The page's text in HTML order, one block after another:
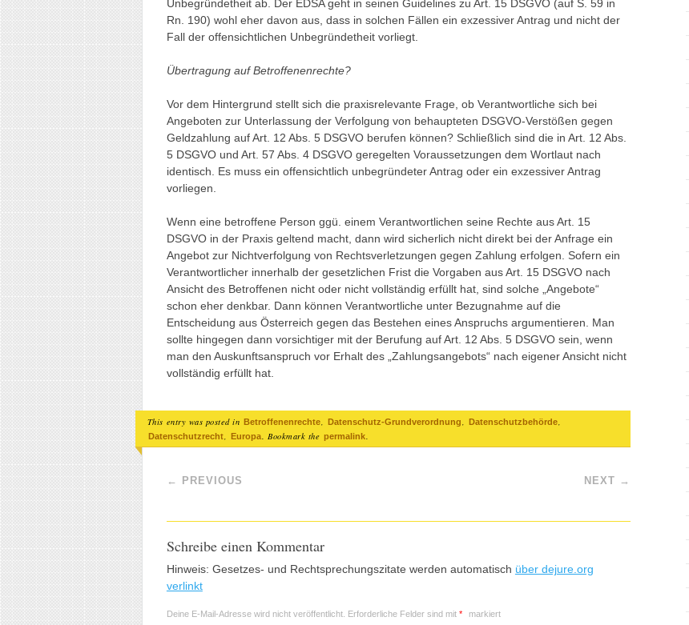
Unbegründetheit ab. Der EDSA geht in seinen Guidelines zu Art. 15 DSGVO (auf S. 59 in
Rn. 190) wohl eher davon aus, dass in solchen Fällen ein exzessiver Antrag und nicht der
Fall der offensichtlichen Unbegründetheit vorliegt.
Übertragung auf Betroffenenrechte?
Vor dem Hintergrund stellt sich die praxisrelevante Frage, ob Verantwortliche sich bei
Angeboten zur Unterlassung der Verfolgung von behaupteten DSGVO-Verstößen gegen
Geldzahlung auf Art. 12 Abs. 5 DSGVO berufen können? Schließlich sind die in Art. 12 Abs.
5 DSGVO und Art. 57 Abs. 4 DSGVO geregelten Voraussetzungen dem Wortlaut nach
identisch. Es muss ein offensichtlich unbegründeter Antrag oder ein exzessiver Antrag
vorliegen.
Wenn eine betroffene Person ggü. einem Verantwortlichen seine Rechte aus Art. 15
DSGVO in der Praxis geltend macht, dann wird sicherlich nicht direkt bei der Anfrage ein
Angebot zur Nichtverfolgung von Rechtsverletzungen gegen Zahlung erfolgen. Sofern ein
Verantwortlicher innerhalb der gesetzlichen Frist die Vorgaben aus Art. 15 DSGVO nach
Ansicht des Betroffenen nicht oder nicht vollständig erfüllt hat, sind solche „Angebote“
schon eher denkbar. Dann können Verantwortliche unter Bezugnahme auf die
Entscheidung aus Österreich gegen das Bestehen eines Anspruchs argumentieren. Man
sollte hingegen dann vorsichtiger mit der Berufung auf Art. 12 Abs. 5 DSGVO sein, wenn
man den Auskunftsanspruch vor Erhalt des „Zahlungsangebots“ nach eigener Ansicht nicht
vollständig erfüllt hat.
This entry was posted in Betroffenenrechte, Datenschutz-Grundverordnung, Datenschutzbehörde,
Datenschutzrecht, Europa. Bookmark the permalink.
Post navigation
← PREVIOUS NEXT →
Schreibe einen Kommentar
Hinweis: Gesetzes- und Rechtsprechungszitate werden automatisch über dejure.org
verlinkt
Deine E-Mail-Adresse wird nicht veröffentlicht. Erforderliche Felder sind mit * markiert